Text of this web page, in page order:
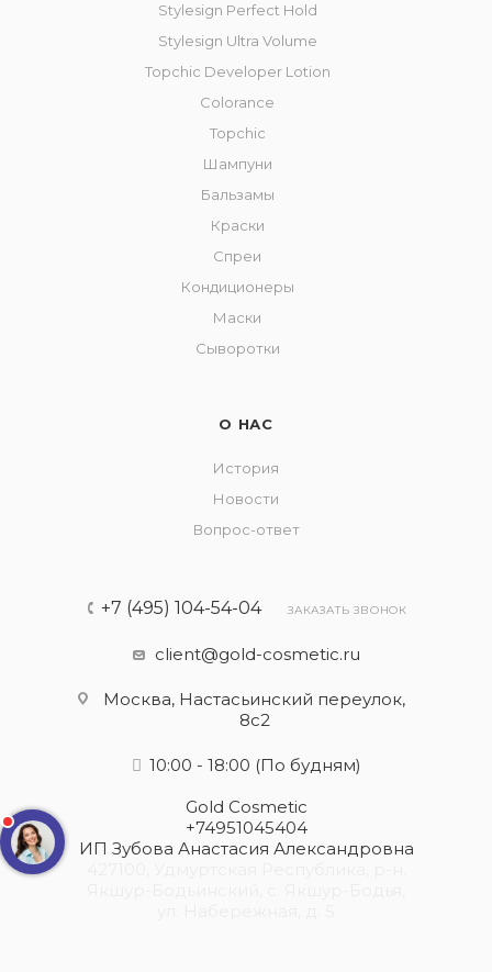
Stylesign Perfect Hold
Stylesign Ultra Volume
Topchic Developer Lotion
Colorance
Topchic
Шампуни
Бальзамы
Краски
Спреи
Кондиционеры
Маски
Сыворотки
О НАС
История
Новости
Вопрос-ответ
+7 (495) 104-54-04 ЗАКАЗАТЬ ЗВОНОК
client@gold-cosmetic.ru
Москва, Настасьинский переулок,
8с2
10:00 - 18:00 (По будням)
Gold Cosmetic
+74951045404
ИП Зубова Анастасия Александровна